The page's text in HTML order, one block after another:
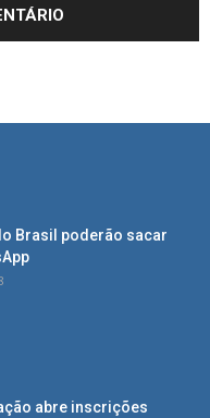
Brasil poderão sacar
abre inscrições